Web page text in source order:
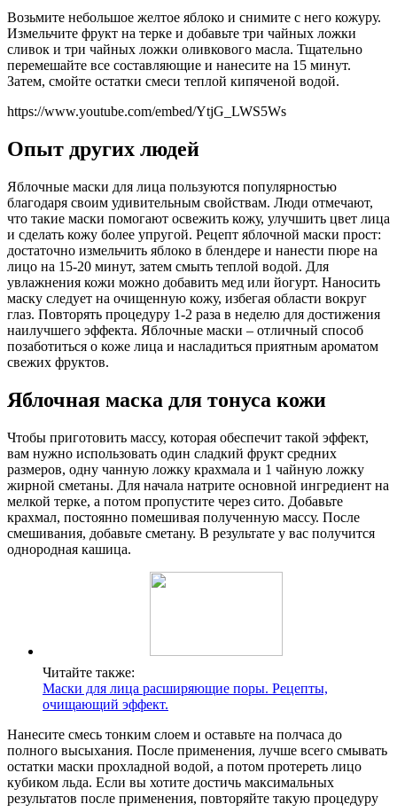
Возьмите небольшое желтое яблоко и снимите с него кожуру.
Измельчите фрукт на терке и добавьте три чайных ложки
сливок и три чайных ложки оливкового масла. Тщательно
перемешайте все составляющие и нанесите на 15 минут.
Затем, смойте остатки смеси теплой кипяченой водой.
https://www.youtube.com/embed/YtjG_LWS5Ws
Опыт других людей
Яблочные маски для лица пользуются популярностью
благодаря своим удивительным свойствам. Люди отмечают,
что такие маски помогают освежить кожу, улучшить цвет лица
и сделать кожу более упругой. Рецепт яблочной маски прост:
достаточно измельчить яблоко в блендере и нанести пюре на
лицо на 15-20 минут, затем смыть теплой водой. Для
увлажнения кожи можно добавить мед или йогурт. Наносить
маску следует на очищенную кожу, избегая области вокруг
глаз. Повторять процедуру 1-2 раза в неделю для достижения
наилучшего эффекта. Яблочные маски – отличный способ
позаботиться о коже лица и насладиться приятным ароматом
свежих фруктов.
Яблочная маска для тонуса кожи
Чтобы приготовить массу, которая обеспечит такой эффект,
вам нужно использовать один сладкий фрукт средних
размеров, одну чанную ложку крахмала и 1 чайную ложку
жирной сметаны. Для начала натрите основной ингредиент на
мелкой терке, а потом пропустите через сито. Добавьте
крахмал, постоянно помешивая полученную массу. После
смешивания, добавьте сметану. В результате у вас получится
однородная кашица.
Читайте также:
Маски для лица расширяющие поры. Рецепты,
очищающий эффект.
Нанесите смесь тонким слоем и оставьте на полчаса до
полного высыхания. После применения, лучше всего смывать
остатки маски прохладной водой, а потом протереть лицо
кубиком льда. Если вы хотите достичь максимальных
результатов после применения, повторяйте такую процедуру